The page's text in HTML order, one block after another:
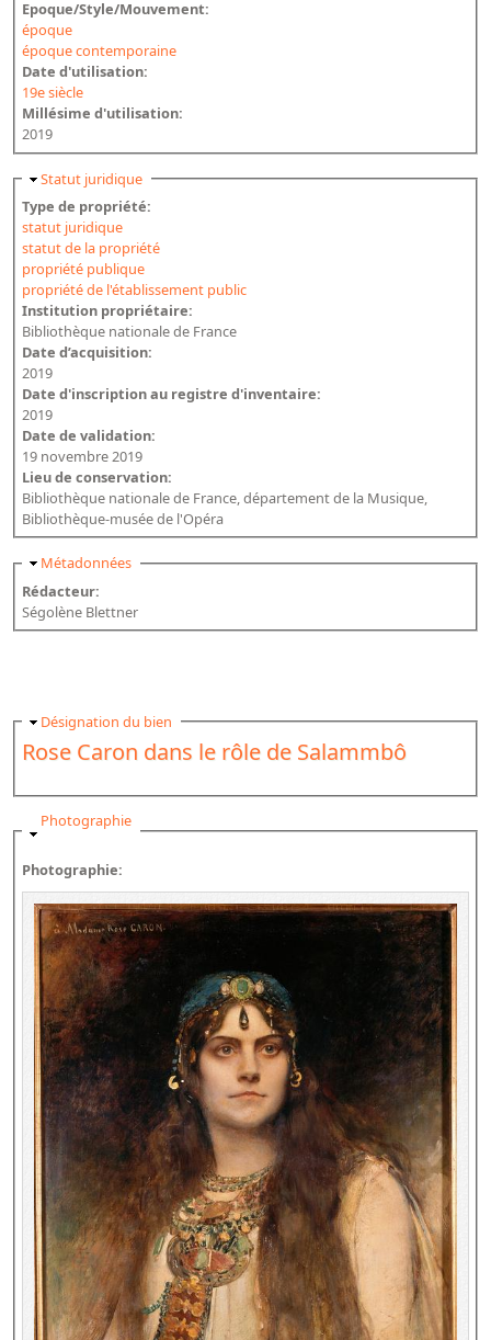
Epoque/Style/Mouvement:
époque
époque contemporaine
Date d'utilisation:
19e siècle
Millésime d'utilisation:
2019
Masquer
Statut juridique
Type de propriété:
statut juridique
statut de la propriété
propriété publique
propriété de l'établissement public
Institution propriétaire:
Bibliothèque nationale de France
Date d’acquisition:
2019
Date d'inscription au registre d'inventaire:
2019
Date de validation:
19 novembre 2019
Lieu de conservation:
Bibliothèque nationale de France, département de la Musique,
Bibliothèque-musée de l'Opéra
Masquer
Métadonnées
Rédacteur:
Ségolène Blettner
Masquer
Désignation du bien
Rose Caron dans le rôle de Salammbô
Masquer
Photographie
Photographie: